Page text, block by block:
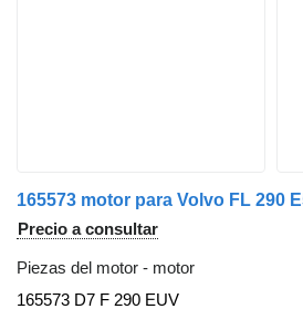
165573 motor para Volvo FL 290
Precio a consultar
Piezas del motor - motor
165573 D7 F 290 EUV